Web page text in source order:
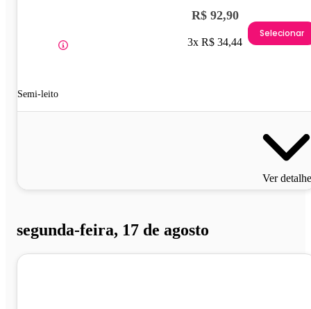
Semi-leito
R$ 92,90
3x R$ 34,44
Selecionar
Ver
segunda-feira, 17 de agosto